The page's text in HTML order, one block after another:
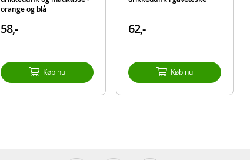
orange og blå
58,-
Køb nu
62,-
Køb nu